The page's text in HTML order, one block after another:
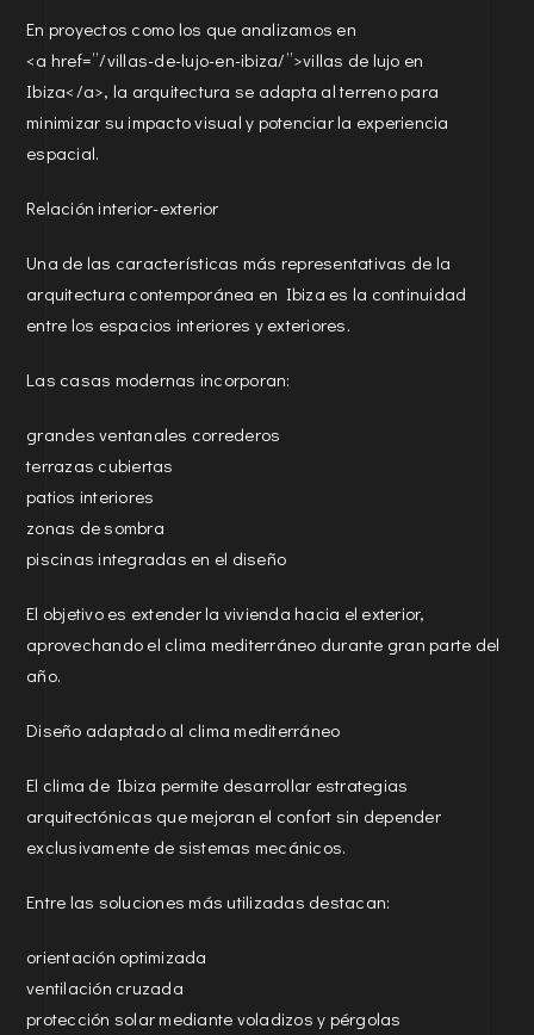
En proyectos como los que analizamos en
<a href=”/villas-de-lujo-en-ibiza/”>villas de lujo en
Ibiza</a>, la arquitectura se adapta al terreno para
minimizar su impacto visual y potenciar la experiencia
espacial.
Relación interior-exterior
Una de las características más representativas de la
arquitectura contemporánea en Ibiza es la continuidad
entre los espacios interiores y exteriores.
Las casas modernas incorporan:
grandes ventanales correderos
terrazas cubiertas
patios interiores
zonas de sombra
piscinas integradas en el diseño
El objetivo es extender la vivienda hacia el exterior,
aprovechando el clima mediterráneo durante gran parte del
año.
Diseño adaptado al clima mediterráneo
El clima de Ibiza permite desarrollar estrategias
arquitectónicas que mejoran el confort sin depender
exclusivamente de sistemas mecánicos.
Entre las soluciones más utilizadas destacan:
orientación optimizada
ventilación cruzada
protección solar mediante voladizos y pérgolas